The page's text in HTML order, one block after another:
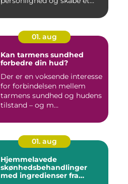
01. aug
Kan tarmens sundhed
forbedre din hud?
Der er en voksende interesse
for forbindelsen mellem
tarmens sundhed og hudens
tilstand – og m...
01. aug
Hjemmelavede
skønhedsbehandlinger
med ingredienser fra